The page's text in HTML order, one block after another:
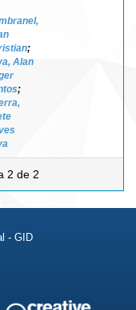
;
Alan
;
2 de 2
- GID